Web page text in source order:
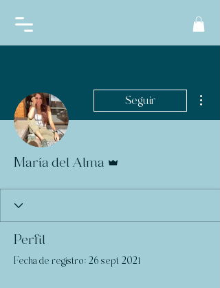
Seguir
María del Alma
Perfil
Fecha de registro: 26 sept 2021